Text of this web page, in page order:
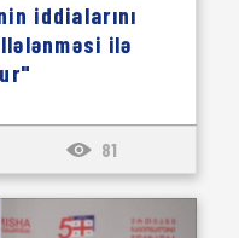
iddialarını
ilə
81